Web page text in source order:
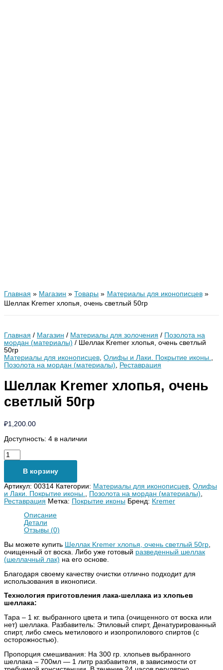
Главная Магазин Товары
Материалы для иконописцев
Шеллак Kremer хлопья, очень светлый 50гр
Главная / Магазин / Материалы для золочения / Позолота на
мордан (материалы) / Шеллак Kremer хлопья, очень светлый
50гр
Материалы для иконописцев Олифы и Лаки. Покрытие иконы.
Позолота на мордан (материалы)
Реставрация
Шеллак Kremer хлопья, очень
светлый 50гр
₽1,200.00
Доступность: 4 в наличии
В корзину
Артикул: 00314 Категории: Материалы для иконописцев Олифы
и Лаки. Покрытие иконы.
Позолота на мордан (материалы)
Реставрация Метка: Покрытие иконы Бренд: Kremer
Описание
Детали
Отзывы (0)
Вы можете купить Шеллак Kremer хлопья, очень светлый 50гр,
очищенный от воска. Либо уже готовый разведенный шеллак
(шеллачный лак) на его основе.
Благодаря своему качеству очистки отлично подходит для
использования в иконописи.
Технология приготовления лака-шеллака из хлопьев
шеллака:
Тара – 1 кг. выбранного цвета и типа (очищенного от воска или
нет) шеллака. Разбавитель: Этиловый спирт, Денатурированный
спирт, либо смесь метилового и изопропилового спиртов (с
осторожностью).
Пропорция смешивания: На 300 гр. хлопьев выбранного
шеллака – 700мл — 1 литр разбавителя, в зависимости от